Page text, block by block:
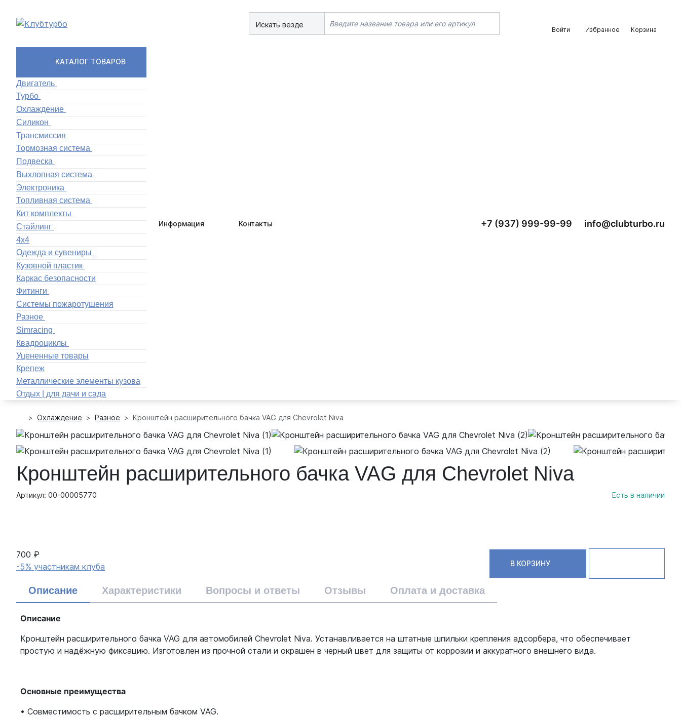
Искать везде
Войти Избранное Корзина
КАТАЛОГ ТОВАРОВ
Двигатель
Турбо
Охлаждение
Силикон
Трансмиссия
Тормозная система
Подвеска
Выхлопная система
Электроника
Топливная система
Кит комплекты
Стайлинг
4x4
Одежда и сувениры
Кузовной пластик
Каркас безопасности
Фитинги
Системы пожаротушения
Разное
Simracing
Квадроциклы
Уцененные товары
Крепеж
Металлические элементы кузова
Отдых | для дачи и сада
Информация Контакты +7 (937) 999-99-99 info@clubturbo.ru
Охлаждение Разное Кронштейн расширительного бачка VAG для Chevrolet Niva
Кронштейн расширительного бачка VAG для Chevrolet Niva
Артикул: 00-00005770 Есть в наличии
700 ₽
-5% участникам клуба
В КОРЗИНУ
Описание Характеристики Вопросы и ответы Отзывы Оплата и доставка
Описание
Кронштейн расширительного бачка VAG для автомобилей Chevrolet Niva. Устанавливается на штатные шпильки крепления адсорбера, что обеспечивает
простую и надёжную фиксацию. Изготовлен из прочной стали и окрашен в черный цвет для защиты от коррозии и аккуратного внешнего вида.
Основные преимущества
• Совместимость с расширительным бачком VAG.